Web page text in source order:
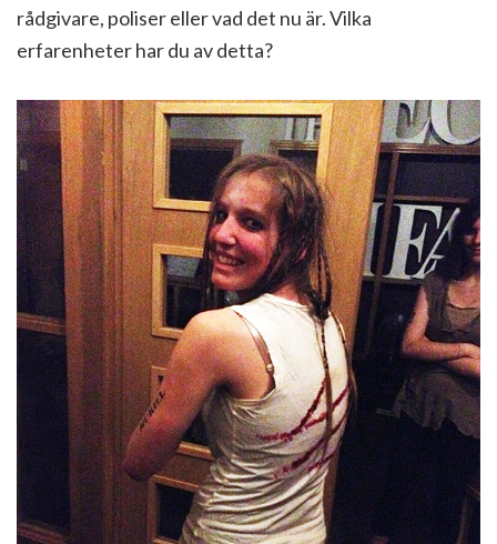
rådgivare, poliser eller vad det nu är. Vilka
erfarenheter har du av detta?